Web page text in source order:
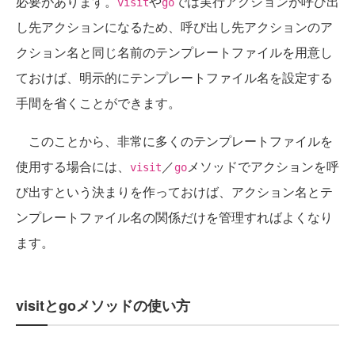
visit go
し先アクションになるため、呼び出し先アクションのア
クション名と同じ名前のテンプレートファイルを用意し
ておけば、明示的にテンプレートファイル名を設定する
手間を省くことができます。
このことから、非常に多くのテンプレートファイルを
使用する場合には、
visit ／goメソッドでアクションを呼
び出すという決まりを作っておけば、アクション名とテ
ンプレートファイル名の関係だけを管理すればよくなり
ます。
visitとgoメソッドの使い方